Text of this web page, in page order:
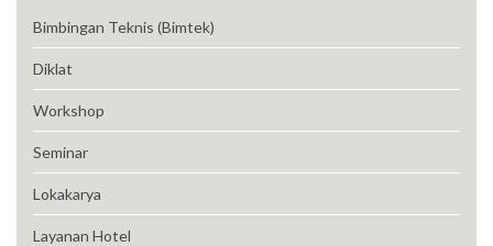
Bimbingan Teknis (Bimtek)
Diklat
Workshop
Seminar
Lokakarya
Layanan Hotel